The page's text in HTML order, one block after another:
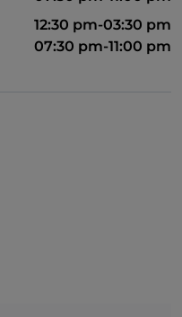
12:30 pm-03:30 pm
07:30 pm-11:00 pm